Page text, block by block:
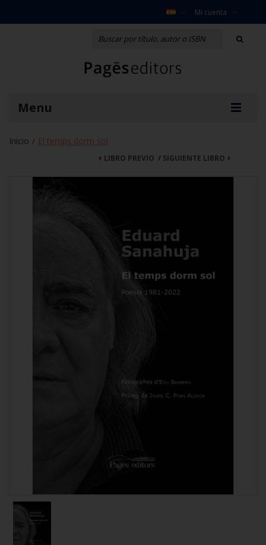
Mi cuenta
Menu
Inicio / El temps dorm sol
SIGUIENTE LIBRO
LIBRO PREVIO /